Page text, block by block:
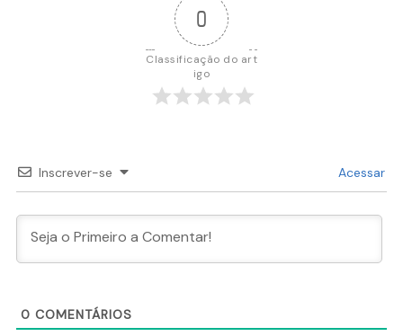
0
Classificação do art
igo
Inscrever-se Acessar
0 COMENTÁRIOS